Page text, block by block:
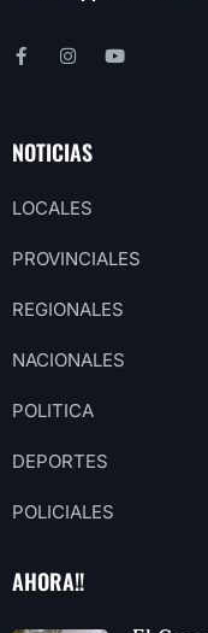
NOTICIAS
LOCALES
PROVINCIALES
REGIONALES
NACIONALES
POLITICA
DEPORTES
POLICIALES
AHORA!!